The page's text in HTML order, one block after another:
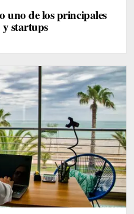
uno de los principales
y startups